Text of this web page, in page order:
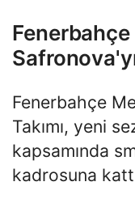
Fenerbahçe
Takımı, yeni
kapsamında
kadrosuna